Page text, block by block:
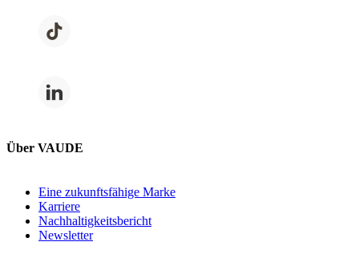
Über VAUDE
Eine zukunftsfähige Marke
Karriere
Nachhaltigkeitsbericht
Newsletter